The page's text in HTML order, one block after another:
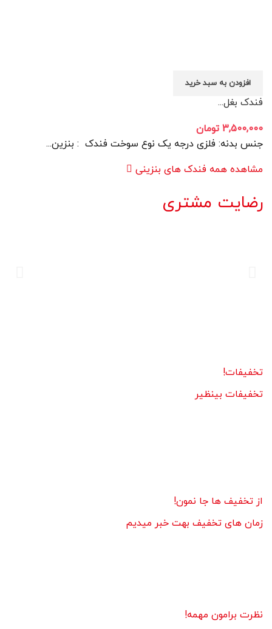
افزودن به سبد خرید
فندک بغل...
3,500,000 تومان
جنس بدنه: فلزی درجه یک نوع سوخت فندک : بنزین...
مشاهده همه فندک های بنزینی
رضایت مشتری
تخفیفات!
تخفیفات بینظیر
از تخفیف ها جا نمون!
زمان های تخفیف بهت خبر میدیم
نظرت برامون مهمه!